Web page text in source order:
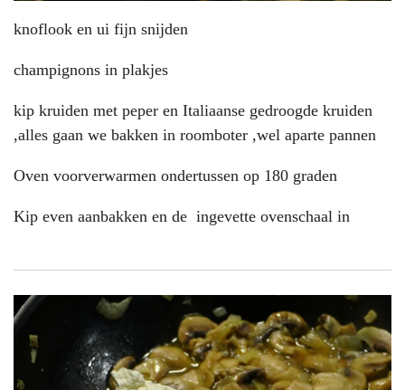
knoflook en ui fijn snijden
champignons in plakjes
kip kruiden met peper en Italiaanse gedroogde kruiden
,alles gaan we bakken in roomboter ,wel aparte pannen
Oven voorverwarmen ondertussen op 180 graden
Kip even aanbakken en de ingevette ovenschaal in